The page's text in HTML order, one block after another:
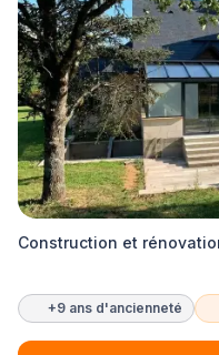
Construction et
+9 ans d'ancienneté